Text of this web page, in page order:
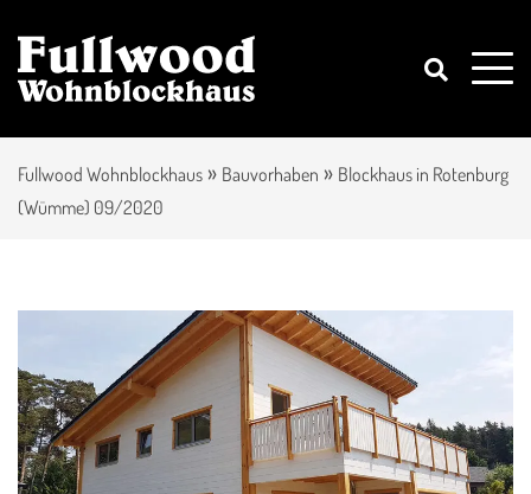
Fullwood Wohnblockhaus » Bauvorhaben » Blockhaus in Rotenburg
(Wümme) 09/2020